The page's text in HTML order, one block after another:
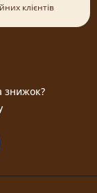
клієнтів
знижок?